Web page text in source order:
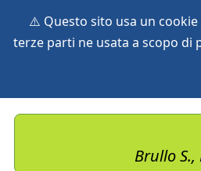
⚠️ Questo sito usa un
terze parti ne usata a scopo di
Brullo